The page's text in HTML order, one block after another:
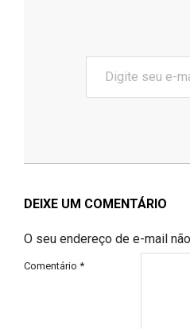
seu
e-
06-
DEIXE UM COMENTÁRIO
O seu endereço de e-mail
Comentário *